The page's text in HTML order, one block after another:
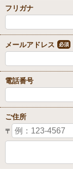
フリガナ
メールアドレス 必須
電話番号
ご住所
〒